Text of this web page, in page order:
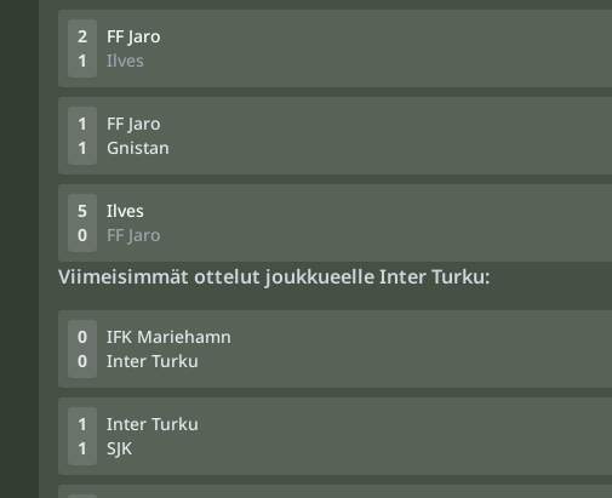
2
1
FF Jaro
Ilves
1
1
FF Jaro
Gnistan
5
0
Ilves
FF Jaro
Viimeisimmät ottelut joukkueelle Inter Turku:
0
0
IFK Mariehamn
Inter Turku
1
1
Inter Turku
SJK